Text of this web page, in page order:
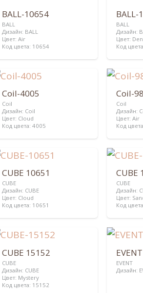
BALL-10654
BALL
Дизайн: BALL
Цвет:Air
Код цвета: 10654
BALL-
BALL
Дизайн:
Цвет:
Код
Coil-4005
Coil
Дизайн: Coil
Цвет: Cloud
Код цвета:4005
Coil-
Coil
Дизайн:
Цвет:Air
Код
CUBE 10651
CUBE
Дизайн: CUBE
Цвет: Cloud
Код цвета: 10651
CUBE
CUBE
Дизайн:
Цвет:
Код
CUBE 15152
CUBE
Дизайн: CUBE
Цвет: Mystery
Код цвета: 15152
EVENT
Дизайн: